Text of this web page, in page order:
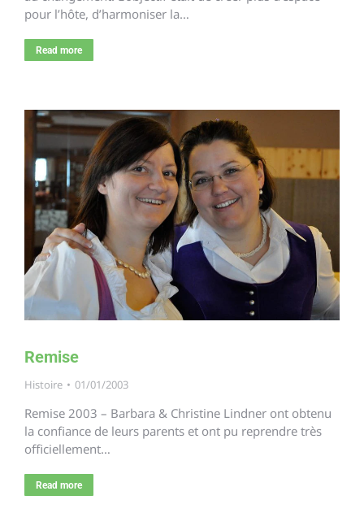
pour l’hôte, d’harmoniser la…
Read more
Remise
Histoire 01/01/2003
Remise 2003 – Barbara & Christine Lindner ont obtenu
la confiance de leurs parents et ont pu reprendre très
officiellement…
Read more